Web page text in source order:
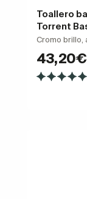
Toallero
Torrent
Cromo brillo,
43,20€